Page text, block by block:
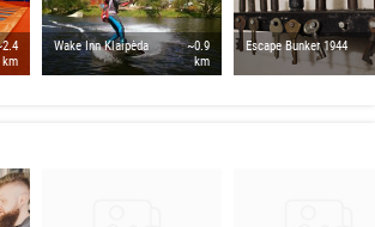
km
Wake Inn Klaipėda
~0.9
km
Escape Bunker 1944